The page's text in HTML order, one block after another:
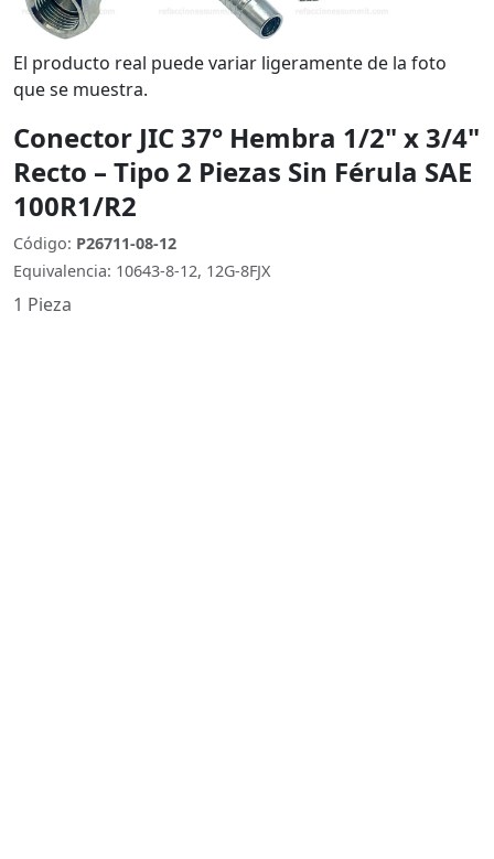
El producto real puede variar ligeramente de la foto
que se muestra.
Conector JIC 37° Hembra 1/2" x 3/4"
Recto – Tipo 2 Piezas Sin Férula SAE
100R1/R2
Código: P26711-08-12
Equivalencia: 10643-8-12, 12G-8FJX
1 Pieza